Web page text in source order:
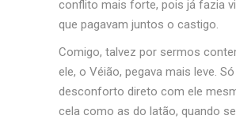
conflito mais forte, pois já fazia
que pagavam juntos o castigo.
Comigo, talvez por sermos
ele, o Véião, pegava mais leve.
desconforto direto com ele
cela como as do latão, quando